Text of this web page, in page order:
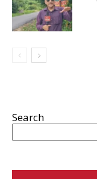
Search